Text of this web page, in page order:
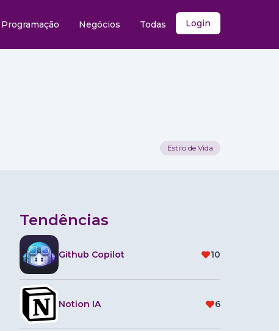
Programação Negócios Todas Login
Estilo de Vida
Tendências
Github Copilot 10
Notion IA 6